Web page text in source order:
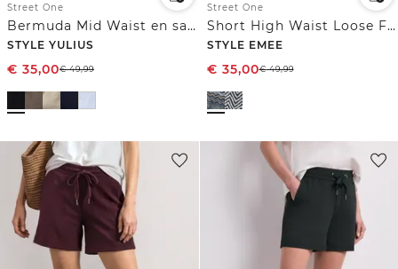
Street One
Bermuda Mid Waist en satin
STYLE YULIUS
€ 35,00€49,99
Street One
Short High Waist Loose Fit avec imprimé
STYLE EMEE
€ 35,00€49,99